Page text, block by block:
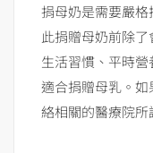
捐母奶是需要嚴
此捐贈母奶前除
生活習慣、平時
適合捐贈母乳。
絡相關的醫療院所